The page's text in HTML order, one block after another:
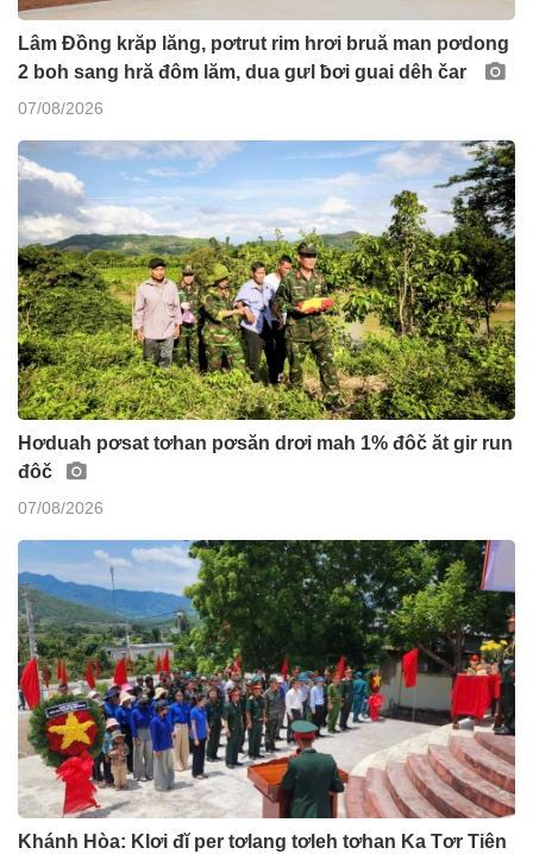
Lâm Đồng krăp lăng, pơtrut rim hrơi bruă man pơdong
2 boh sang hră đôm lăm, dua gưl ƀơi guai dêh čar
07/08/2026
Hơduah pơsat tơhan pơsăn drơi mah 1% đôč ăt gir run
đôč
07/08/2026
Khánh Hòa: Klơi đĭ per tơlang tơleh tơhan Ka Tơr Tiên